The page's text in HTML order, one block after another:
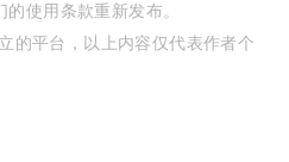
使用条款重新发布。
的平台，以上内容仅代表作者个